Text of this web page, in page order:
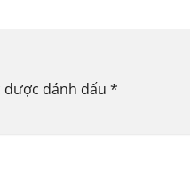
đánh dấu *